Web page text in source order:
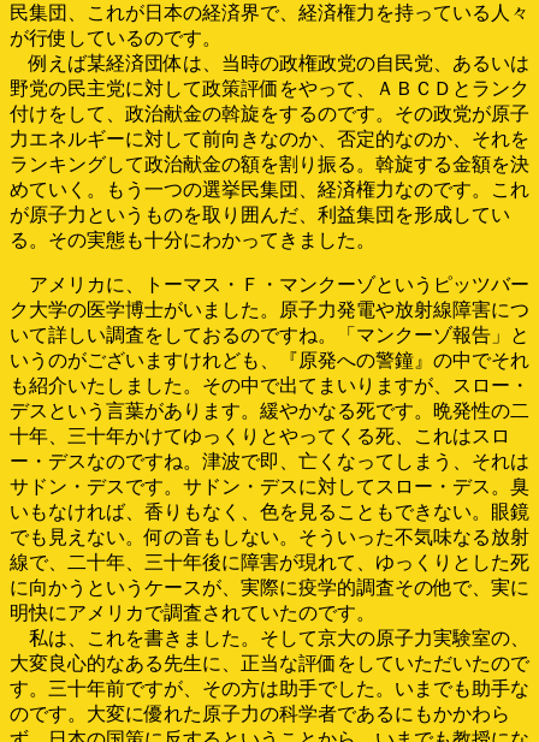
民集団、これが日本の経済界で、経済権力を持っている人々
が行使しているのです。
例えば某経済団体は、当時の政権政党の自民党、あるいは
野党の民主党に対して政策評価をやって、ＡＢＣＤとランク
付けをして、政治献金の斡旋をするのです。その政党が原子
力エネルギーに対して前向きなのか、否定的なのか、それを
ランキングして政治献金の額を割り振る。斡旋する金額を決
めていく。もう一つの選挙民集団、経済権力なのです。これ
が原子力というものを取り囲んだ、利益集団を形成してい
る。その実態も十分にわかってきました。
アメリカに、トーマス・Ｆ・マンクーゾというピッツバー
ク大学の医学博士がいました。原子力発電や放射線障害につ
いて詳しい調査をしておるのですね。「マンクーゾ報告」と
いうのがございますけれども、『原発への警鐘』の中でそれ
も紹介いたしました。その中で出てまいりますが、スロー・
デスという言葉があります。緩やかなる死です。晩発性の二
十年、三十年かけてゆっくりとやってくる死、これはスロ
ー・デスなのですね。津波で即、亡くなってしまう、それは
サドン・デスです。サドン・デスに対してスロー・デス。臭
いもなければ、香りもなく、色を見ることもできない。眼鏡
でも見えない。何の音もしない。そういった不気味なる放射
線で、二十年、三十年後に障害が現れて、ゆっくりとした死
に向かうというケースが、実際に疫学的調査その他で、実に
明快にアメリカで調査されていたのです。
私は、これを書きました。そして京大の原子力実験室の、
大変良心的なある先生に、正当な評価をしていただいたので
す。三十年前ですが、その方は助手でした。いまでも助手な
のです。大変に優れた原子力の科学者であるにもかかわら